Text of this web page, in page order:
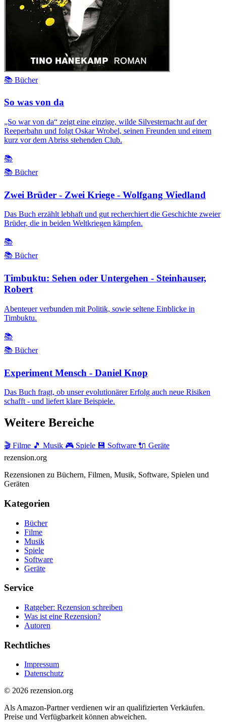
📚 Bücher
So was von da
„So war von da“ zeigt eine einzige, wilde Silvesternacht auf der
Reeperbahn und folgt Oskar Wrobel, seinen Freunden und einem
kurz vor dem Abriss stehenden Club.
📚
📚 Bücher
Zwei Brüder - Zwei Kriege - Wolfgang Wiedland
Das Buch erzählt lebhaft und gut recherchiert die Geschichte zweier
Brüder, die in beiden Weltkriegen kämpfen.
📚
📚 Bücher
Timbuktu: Sehen oder Untergehen - Steinhauser,
Robert
Abenteuer verbunden mit Politik, sowie seltene Einblicke in
Timbuktu.
📚
📚 Bücher
Experiment Mensch - Daniel Knop
Das Buch fragt, ob unser evolutionärer Erfolg auch neue Risiken
schafft - und liefert klare Beispiele.
Weitere Bereiche
🎬 Filme 🎵 Musik 🎮 Spiele 💾 Software 🔌 Geräte
rezension.org
Rezensionen zu Büchern, Filmen, Musik, Software, Spielen und
Geräten
Kategorien
Bücher
Filme
Musik
Spiele
Software
Geräte
Service
Ratgeber: Rezension schreiben
Was ist eine Rezension?
Autoren
Rechtliches
Impressum
Datenschutz
© 2026 rezension.org
Als Amazon-Partner verdienen wir an qualifizierten Verkäufen.
Preise und Verfügbarkeit können abweichen.